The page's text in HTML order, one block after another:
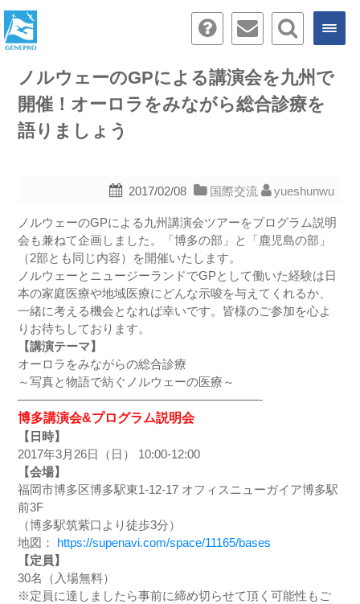
ノルウェーのGPによる講演会を九州で
開催！オーロラをみながら総合診療を
語りましょう
2017/02/08 国際交流 yueshunwu
ノルウェーのGPによる九州講演会ツアーをプログラム説明
会も兼ねて企画しました。「博多の部」と「鹿児島の部」
（2部とも同じ内容）を開催いたします。
ノルウェーとニュージーランドでGPとして働いた経験は日
本の家庭医療や地域医療にどんな示唆を与えてくれるか、
一緒に考える機会となれば幸いです。皆様のご参加を心よ
りお待ちしております。
【講演テーマ】
オーロラをみながらの総合診療
～写真と物語で紡ぐノルウェーの医療～
————————————————————-
博多講演会&プログラム説明会
【日時】
2017年3月26日（日） 10:00-12:00
【会場】
福岡市博多区博多駅東1-12-17 オフィスニューガイア博多駅
前3F
（博多駅筑紫口より徒歩3分）
地図： https://supenavi.com/space/11165/bases
【定員】
30名（入場無料）
※定員に達しましたら事前に締め切らせて頂く可能性もご